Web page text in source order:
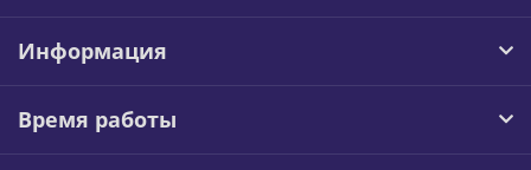
Информация
Время работы